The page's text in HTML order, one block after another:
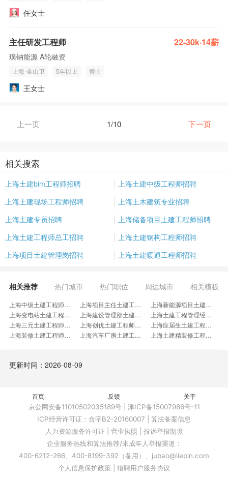
任女士
主任研发工程师 22-30k·14薪
璞钠能源 A轮融资
上海-金山卫 5年以上 博士
王女士
上一页 1/10 下一页
相关搜索
上海土建bim工程师招聘
上海土建中级工程师招聘
上海土建现场工程师招聘
上海土木建筑专业招聘
上海土建专员招聘
上海储备项目土建工程师招聘
上海土建工程师总工招聘
上海土建钢构工程师招聘
上海项目土建管理岗招聘
上海土建暖通工程师招聘
相关推荐 热门城市 热门职位 周边城市 相关模板
上海中级土建工程师招聘 上海项目主任土建工程师招聘
上海新能源项目土建工程师招聘
上海变电站土建工程师招聘
上海建设管理部土建工程师招聘
上海土建工程管理经理招聘
上海三元土建工程师招聘
上海创优土建工程师招聘
上海应届生土建工程师招聘
上海装修土建工程师招聘
上海汽车厂房土建工程招聘
上海土建精装修工程师招聘
上海桩基础工程师招聘
上海储罐施工主管招聘
上海土建专家招聘
更新时间：2026-08-09
首页 反馈 关于